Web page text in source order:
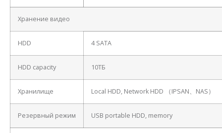
Хранение видео
HDD 4 SATA
HDD capacity 10ТБ
Хранилище Local HDD, Network HDD （IPSAN、NAS）
Резервный режим USB portable HDD, memory